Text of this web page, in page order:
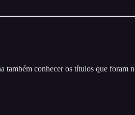
também conhecer os títulos que foram